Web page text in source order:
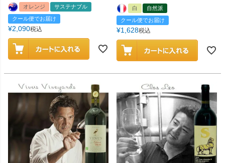
オレンジ
サステナブル
クール便でお届け
¥2,090税込
白
自然派
クール便でお届け
¥1,628税込